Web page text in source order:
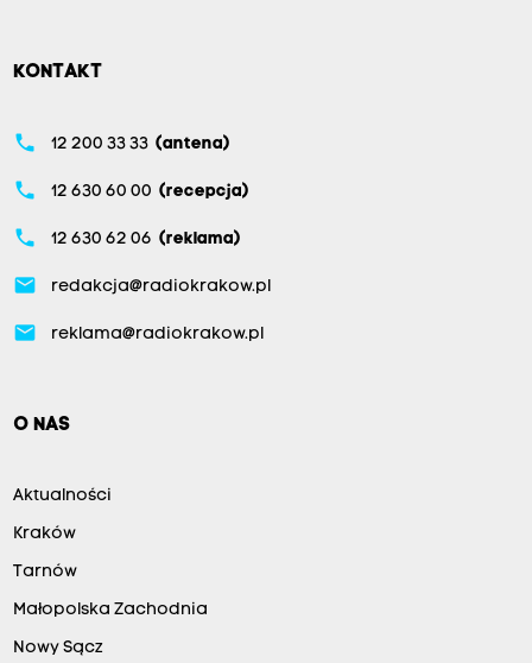
KONTAKT
phone 12 200 33 33 (antena)
phone 12 630 60 00 (recepcja)
phone 12 630 62 06 (reklama)
email redakcja@radiokrakow.pl
email reklama@radiokrakow.pl
O NAS
Aktualności
Kraków
Tarnów
Małopolska Zachodnia
Nowy Sącz